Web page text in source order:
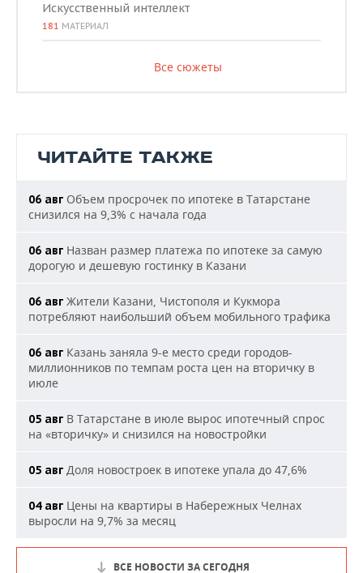
Искусственный интеллект
181 МАТЕРИАЛ
Все сюжеты
ЧИТАЙТЕ ТАКЖЕ
06 авг Объем просрочек по ипотеке в Татарстане
снизился на 9,3% с начала года
06 авг Назван размер платежа по ипотеке за самую
дорогую и дешевую гостинку в Казани
06 авг Жители Казани, Чистополя и Кукмора
потребляют наибольший объем мобильного трафика
06 авг Казань заняла 9-е место среди городов-
миллионников по темпам роста цен на вторичку в
июле
05 авг В Татарстане в июле вырос ипотечный спрос
на «вторичку» и снизился на новостройки
05 авг Доля новостроек в ипотеке упала до 47,6%
04 авг Цены на квартиры в Набережных Челнах
выросли на 9,7% за месяц
ВСЕ НОВОСТИ ЗА СЕГОДНЯ